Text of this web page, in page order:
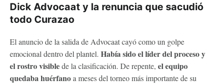
Dick Advocaat y la renuncia que sacudió
todo Curazao
El anuncio de la salida de Advocaat cayó como un golpe
emocional dentro del plantel. Había sido el líder del proceso y
el rostro visiblede la clasificación. De repente, el equipo
quedaba huérfanoa meses del torneo más importante de su